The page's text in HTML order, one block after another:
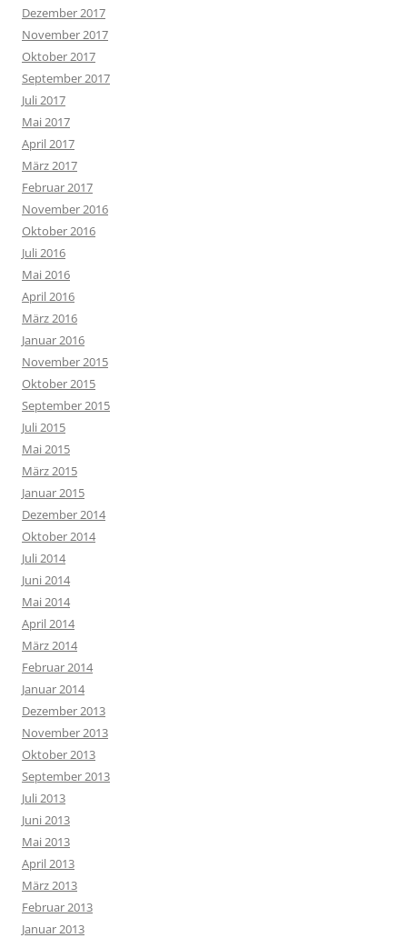
Dezember 2017
November 2017
Oktober 2017
September 2017
Juli 2017
Mai 2017
April 2017
März 2017
Februar 2017
November 2016
Oktober 2016
Juli 2016
Mai 2016
April 2016
März 2016
Januar 2016
November 2015
Oktober 2015
September 2015
Juli 2015
Mai 2015
März 2015
Januar 2015
Dezember 2014
Oktober 2014
Juli 2014
Juni 2014
Mai 2014
April 2014
März 2014
Februar 2014
Januar 2014
Dezember 2013
November 2013
Oktober 2013
September 2013
Juli 2013
Juni 2013
Mai 2013
April 2013
März 2013
Februar 2013
Januar 2013